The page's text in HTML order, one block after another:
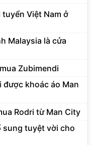
Việt Nam ở
Malaysia là cửa
Zubimendi
khoác áo Man
Rodri từ Man City
sung tuyệt vời cho